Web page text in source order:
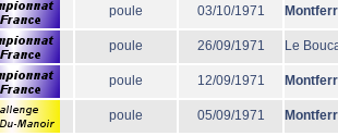
poule 03/10/1971
poule 26/09/1971 Le
poule 12/09/1971
poule 05/09/1971